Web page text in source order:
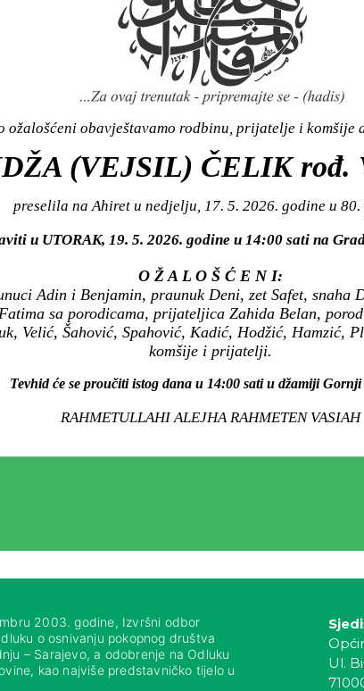
ožalošćeni obavještavamo rodbinu, prijatelje i komšije
(VEJSIL) ČELIK rođ.
preselila na Ahiret u nedjelju, 17. 5. 2026. godine u
u UTORAK, 19. 5. 2026. godine u 14:00 sati na
O Ž A L O Š Ć E N I:
Adin i Benjamin, praunuk Deni, zet Safet, snaha
sa porodicama, prijateljica Zahida Belan,
Velić, Šahović, Spahović, Kadić, Hodžić, Hamzić,
komšije i prijatelji.
Tevhid će se proučiti istog dana u 14:00 sati u džamiji Gornji
RAHMETULLAHI ALEJHA RAHMETEN VASIAH
2003. godine, Izvršni odbor
o osnivanju pokopnog društva
– Sarajevo, a odobrenje na Odluku
kao najviše predstavničko tijelo u
Ul.